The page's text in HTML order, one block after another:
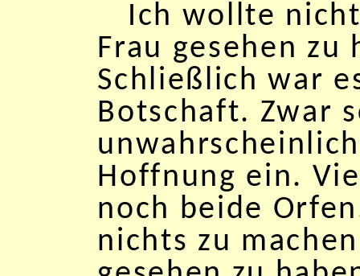
Ich wollte
Frau gesehen zu
Schließlich war
Botschaft. Zwar
Hoffnung ein.
noch beide
nichts zu